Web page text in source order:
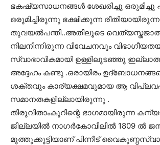
ഭകഷ്യസാധനങ്ങള്‍ ശേഖരിച്ചു
ഒരുമിച്ചിരുന്നു ഭക്ഷിക്കുന്ന
തുവയല്‍പന്തി..അതിലൂടെ
നിലനിന്നിരുന്ന വിവേചനവും
സ്വാഭാവികമായി ഉള്ളിലുടഞ്ഞു
അദ്ദേഹം കണ്ടു .ഒരായിരം
ശക്തവും കാര്യക്ഷമവുമായ ആ
സമാനതകളില്ലായിരുന്നു .
തിരുവിതാംകൂറിന്റെ ഭാഗമായിരുന്ന
ജില്ലയില്‍ നാഗര്‍കോവിലില്‍ 1809 ല്‍
മുത്തുക്കുട്ടിയാണ് പിന്നീട്